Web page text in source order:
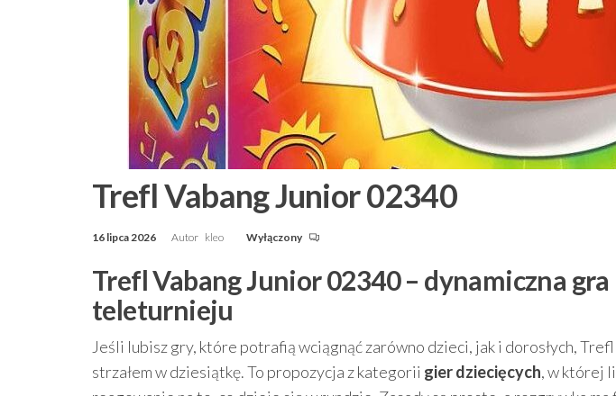
Trefl Vabang Junior 02340
16 lipca 2026 Autor kleo Wyłączony
Trefl Vabang Junior 02340 – dynamiczna
teleturnieju
Jeśli lubisz gry, które potrafią wciągnąć zarówno dzieci, jak i dorosłych,
strzałem w dziesiątkę. To propozycja z kategorii gier dziecięcych, w której